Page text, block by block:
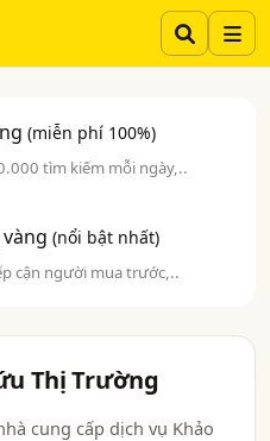
(miễn phí 100%)
tìm kiếm mỗi ngày,..
vàng(nổi bật nhất)
cận người mua trước,..
Thị Trường
cung cấp dịch vụ Khảo